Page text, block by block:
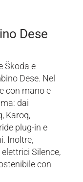
Dese
Škoda e
Dese. Nel
con mano e
dai
Karoq,
plug-in e
Inoltre,
Silence,
con